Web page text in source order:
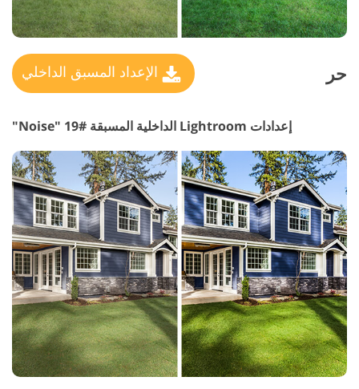
حر الإعداد المسبق الداخلي
إعدادات Lightroom الداخلية المسبقة #19 "Noise"